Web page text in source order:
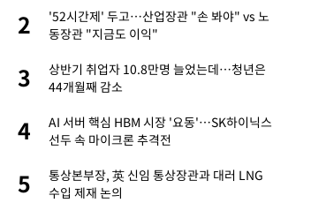
2
'52시간제' 두고…산업장관 "손 봐야" vs 노
동장관 "지금도 이익"
3
상반기 취업자 10.8만명 늘었는데…청년은
44개월째 감소
4
AI 서버 핵심 HBM 시장 '요동'…SK하이닉스
선두 속 마이크론 추격전
5
통상본부장, 英 신임 통상장관과 대러 LNG
수입 제재 논의